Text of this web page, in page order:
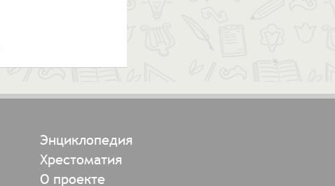
Энциклопедия
Хрестоматия
О проекте